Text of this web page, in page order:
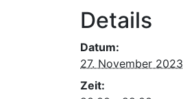
Details
Datum:
27. November 2023
Zeit: